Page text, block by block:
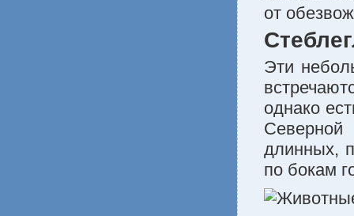
от
Эти
однако
Северной
длинных,
по бокам